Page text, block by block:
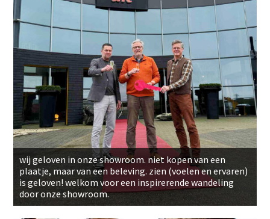
wij geloven in onze showroom. niet kopen van een
plaatje, maar van een beleving. zien (voelen en ervaren)
is geloven! welkom voor een inspirerende wandeling
door onze showroom.